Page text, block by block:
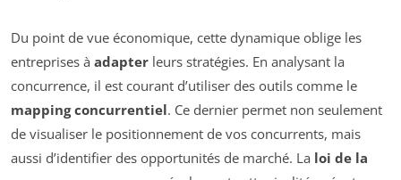
Du point de vue économique, cette dynamique oblige les
entreprises à adapter leurs stratégies. En analysant la
concurrence, il est courant d’utiliser des outils comme le
mapping concurrentiel. Ce dernier permet non seulement
de visualiser le positionnement de vos concurrents, mais
aussi d’identifier des opportunités de marché. La loi de la